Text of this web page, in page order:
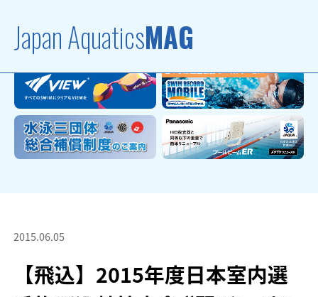
Japan AquaticsMAG
2015.06.05
【飛込】2015年度日本室内選